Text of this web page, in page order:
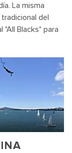
La misma
del
"All Blacks" para